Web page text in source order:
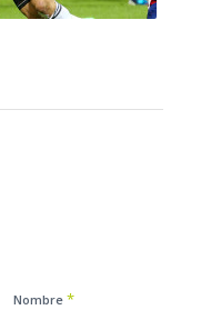
Nombre *